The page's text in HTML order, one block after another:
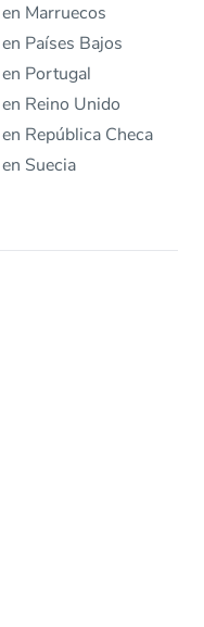
Marruecos
Países Bajos
Portugal
Reino Unido
República Checa
Suecia